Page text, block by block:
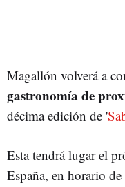
Magallón volverá a
gastronomía de
décima edición de '
Esta tendrá lugar el
España, en horario